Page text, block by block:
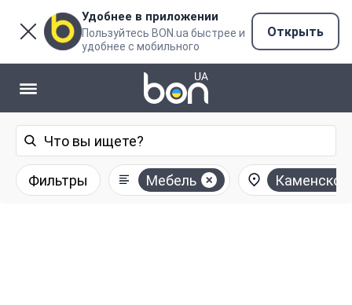
Удобнее в приложении
Пользуйтесь BON.ua быстрее и
удобнее с мобильного
Открыть
Фильтры Мебель Каменское